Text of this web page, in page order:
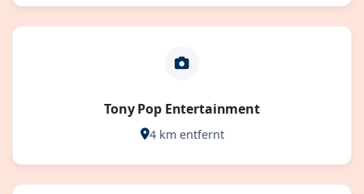
Tony Pop Entertainment
4 km entfernt